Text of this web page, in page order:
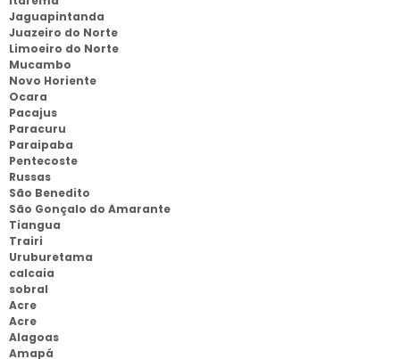
Jaguapintanda
Juazeiro do Norte
Limoeiro do Norte
Mucambo
Novo Horiente
Ocara
Pacajus
Paracuru
Paraipaba
Pentecoste
Russas
São Benedito
São Gonçalo do Amarante
Tiangua
Trairi
Uruburetama
calcaia
sobral
Acre
Acre
Alagoas
Amapá